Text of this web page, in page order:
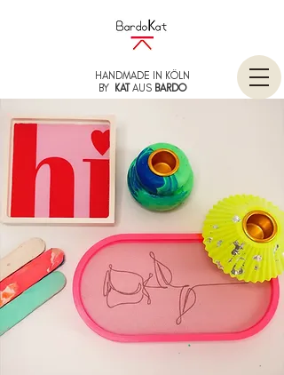
HANDMADE IN KÖLN
BY KATAUS BARDO